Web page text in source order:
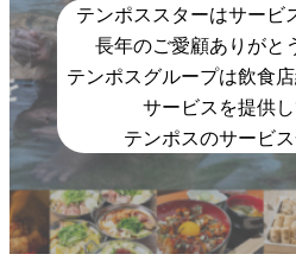
テンポススターはサービ
長年のご愛顧ありがと
テンポスグループは飲食
サービスを提供し
テンポスのサービ